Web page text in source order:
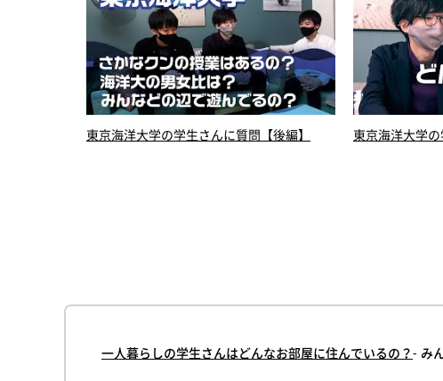
東京海洋大学の学生さんに質問【後編】 東京海洋大学の
一人暮らしの学生さんはどんなお部屋に住んでいるの？- み